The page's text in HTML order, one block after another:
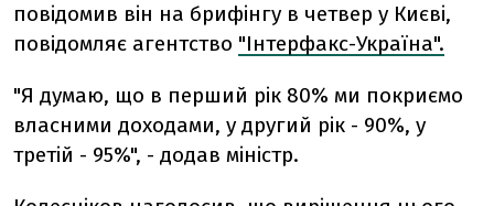
повiдомив вiн на брифiнгу в четвер у Києвi,
повідомляє агентство "Інтерфакс-Україна".
"Я думаю, що в перший рiк 80% ми покриємо
власними доходами, у другий рiк - 90%, у
третiй - 95%", - додав мiнiстр.